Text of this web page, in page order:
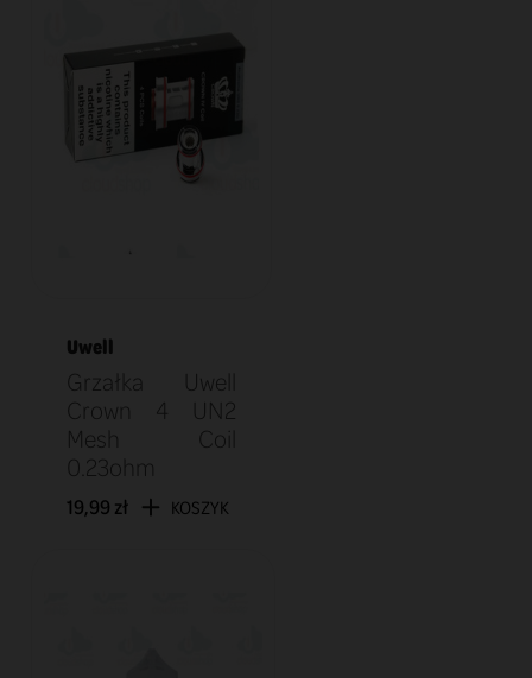
Uwell
Grzałka Uwell
Crown 4 UN2
Mesh Coil
0.23ohm
19,99 zł KOSZYK